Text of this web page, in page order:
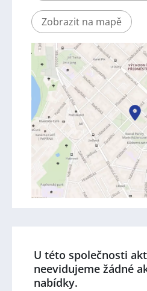
Zobrazit na mapě
U této společnosti
neevidujeme žádné
nabídky.